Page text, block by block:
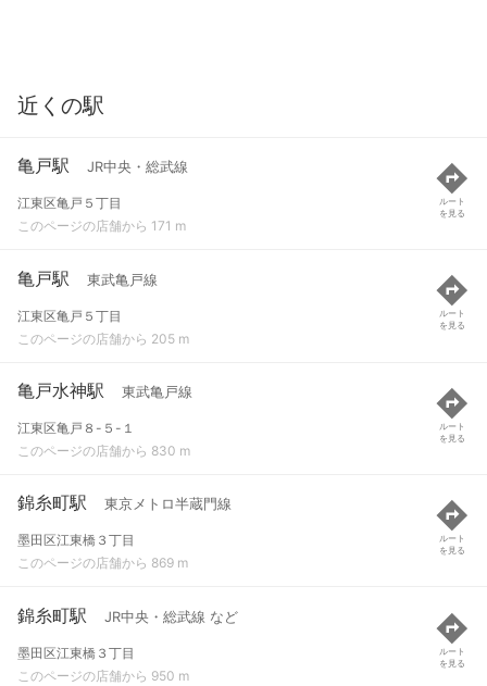
近くの駅
亀戸駅 JR中央・総武線
江東区亀戸５丁目
このページの店舗から 171 m
ルート
を見る
亀戸駅 東武亀戸線
江東区亀戸５丁目
このページの店舗から 205 m
ルート
を見る
亀戸水神駅 東武亀戸線
江東区亀戸８-５-１
このページの店舗から 830 m
ルート
を見る
錦糸町駅 東京メトロ半蔵門線
墨田区江東橋３丁目
このページの店舗から 869 m
ルート
を見る
錦糸町駅 JR中央・総武線 など
墨田区江東橋３丁目
このページの店舗から 950 m
ルート
を見る